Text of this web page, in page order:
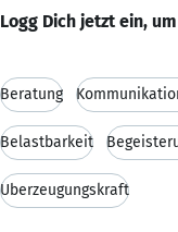
Logg Dich jetzt ein,
Beratung
Belastbarkeit
Überzeugungskraft